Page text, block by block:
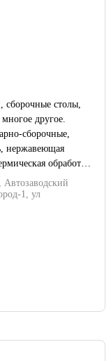
сборочные столы,
другое.
сборочные,
нержавеющая
обработка
1, ул